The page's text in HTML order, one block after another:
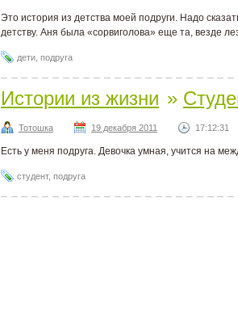
Это история из детства моей подруги. Надо
детству. Аня была «сорвиголова» еще та, везде
дети подруга
Истории из жизни »
Тотошка 19 декабря 2011 17:12:31
Есть у меня подруга. Девочка умная, учится на
студент, подруга